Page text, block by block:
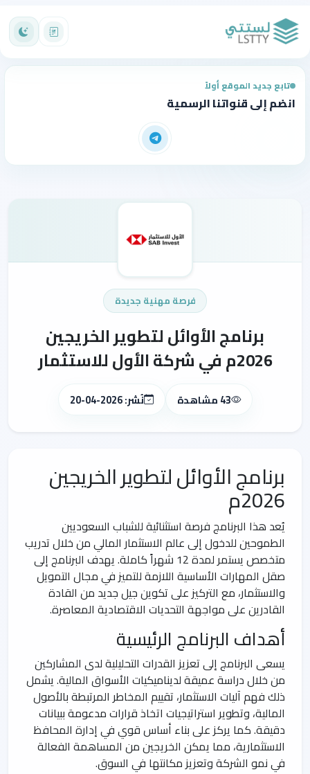
تابع جديد الموقع أولاً
انضم إلى قنواتنا الرسمية
فرصة مهنية جديدة
برنامج الأوائل لتطوير الخريجين
2026م في شركة الأول للاستثمار
43 مشاهدة نُشر: 2026-04-20
برنامج الأوائل لتطوير الخريجين
2026م
يُعد هذا البرنامج فرصة استثنائية للشباب السعوديين
الطموحين للدخول إلى عالم الاستثمار المالي من خلال تدريب
متخصص يستمر لمدة 12 شهراً كاملة. يهدف البرنامج إلى
صقل المهارات الأساسية اللازمة للتميز في مجال التمويل
والاستثمار، مع التركيز على تكوين جيل جديد من القادة
القادرين على مواجهة التحديات الاقتصادية المعاصرة.
أهداف البرنامج الرئيسية
يسعى البرنامج إلى تعزيز القدرات التحليلية لدى المشاركين
من خلال دراسة عميقة لديناميكيات الأسواق المالية. يشمل
ذلك فهم آليات الاستثمار، تقييم المخاطر المرتبطة بالأصول
المالية، وتطوير استراتيجيات اتخاذ قرارات مدعومة ببيانات
دقيقة. كما يركز على بناء أساس قوي في إدارة المحافظ
الاستثمارية، مما يمكن الخريجين من المساهمة الفعالة
في نمو الشركة وتعزيز مكانتها في السوق.